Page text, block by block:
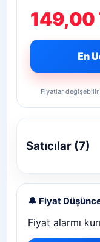
149,00
En
Fiyatlar
Satıcılar (7)
🔔 Fiyat
Fiyat alarmı